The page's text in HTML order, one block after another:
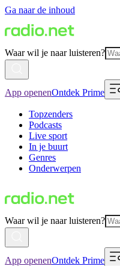
Ga naar de inhoud
Waar wil je naar luisteren?
App openenOntdek Prime
Topzenders
Podcasts
Live sport
In je buurt
Genres
Onderwerpen
Waar wil je naar luisteren?
App openenOntdek Prime